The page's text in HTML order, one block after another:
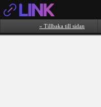
« Tillbaka till sidan